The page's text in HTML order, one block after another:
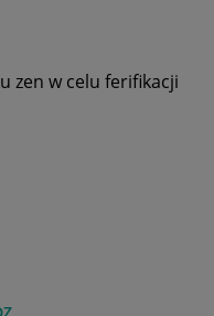
zen w celu ferifikacji